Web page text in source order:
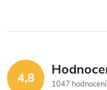
4,8
1047 hodnocení